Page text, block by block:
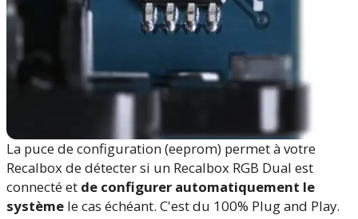
La puce de configuration (eeprom) permet à votre
Recalbox de détecter si un Recalbox RGB Dual est
connecté et de configurer automatiquement le
système le cas échéant. C'est du 100% Plug and Play.